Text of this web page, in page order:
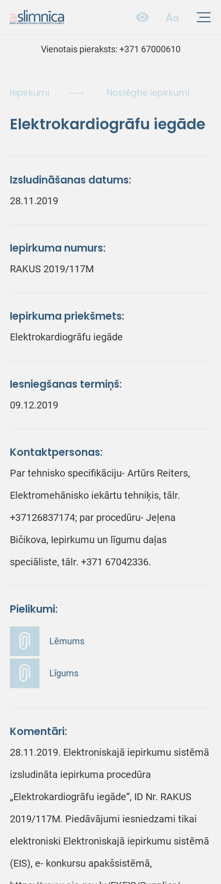
Vienotais pieraksts: +371 67000610
Iepirkumi Noslēgtie iepirkumi
Elektrokardiogrāfu iegāde
Izsludināšanas datums:
28.11.2019
Iepirkuma numurs:
RAKUS 2019/117M
Iepirkuma priekšmets:
Elektrokardiogrāfu iegāde
Iesniegšanas termiņš:
09.12.2019
Kontaktpersonas:
Par tehnisko specifikāciju- Artūrs Reiters,
Elektromehānisko iekārtu tehniķis, tālr.
+37126837174; par procedūru- Jeļena
Bičikova, Iepirkumu un līgumu daļas
speciāliste, tālr. +371 67042336.
Pielikumi:
Lēmums
Līgums
Komentāri:
28.11.2019. Elektroniskajā iepirkumu sistēmā
izsludināta iepirkuma procedūra
„Elektrokardiogrāfu iegāde”, ID Nr. RAKUS
2019/117M. Piedāvājumi iesniedzami tikai
elektroniski Elektroniskajā iepirkumu sistēmā
(EIS), e- konkursu apakšsistēmā,